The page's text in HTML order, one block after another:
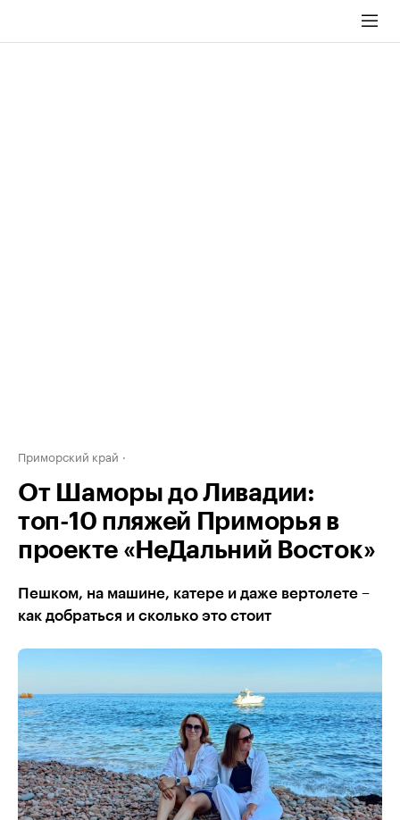
Приморский край
От Шаморы до Ливадии:
топ-10 пляжей Приморья в
проекте «НеДальний Восток»
Пешком, на машине, катере и даже вертолете –
как добраться и сколько это стоит